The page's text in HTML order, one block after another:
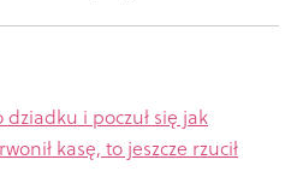
dziadku i poczuł się jak
kasę, to jeszcze rzucił